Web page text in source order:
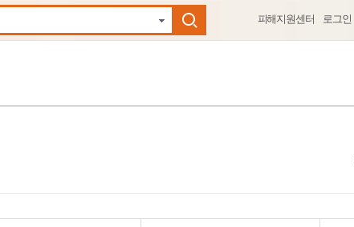
자동완성 펼치기
검색
피해지원센터 로그인